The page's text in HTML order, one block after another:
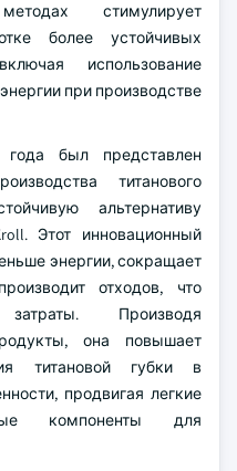
стимулирует
более устойчивых
использование
при производстве
был представлен
титанового
альтернативу
Этот инновационный
энергии, сокращает
отходов, что
Производя
она повышает
титановой губки в
продвигая легкие
компоненты для